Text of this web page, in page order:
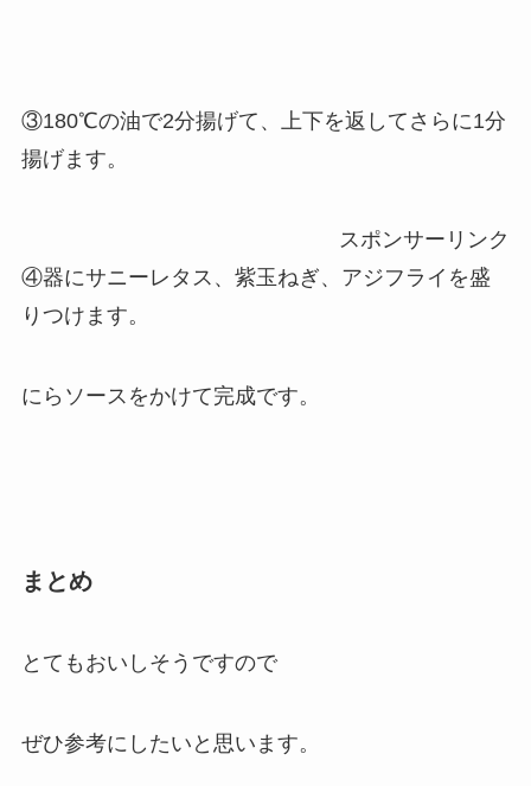
③180℃の油で2分揚げて、上下を返してさらに1分
揚げます。
スポンサーリンク
④器にサニーレタス、紫玉ねぎ、アジフライを盛
りつけます。
にらソースをかけて完成です。
まとめ
とてもおいしそうですので
ぜひ参考にしたいと思います。